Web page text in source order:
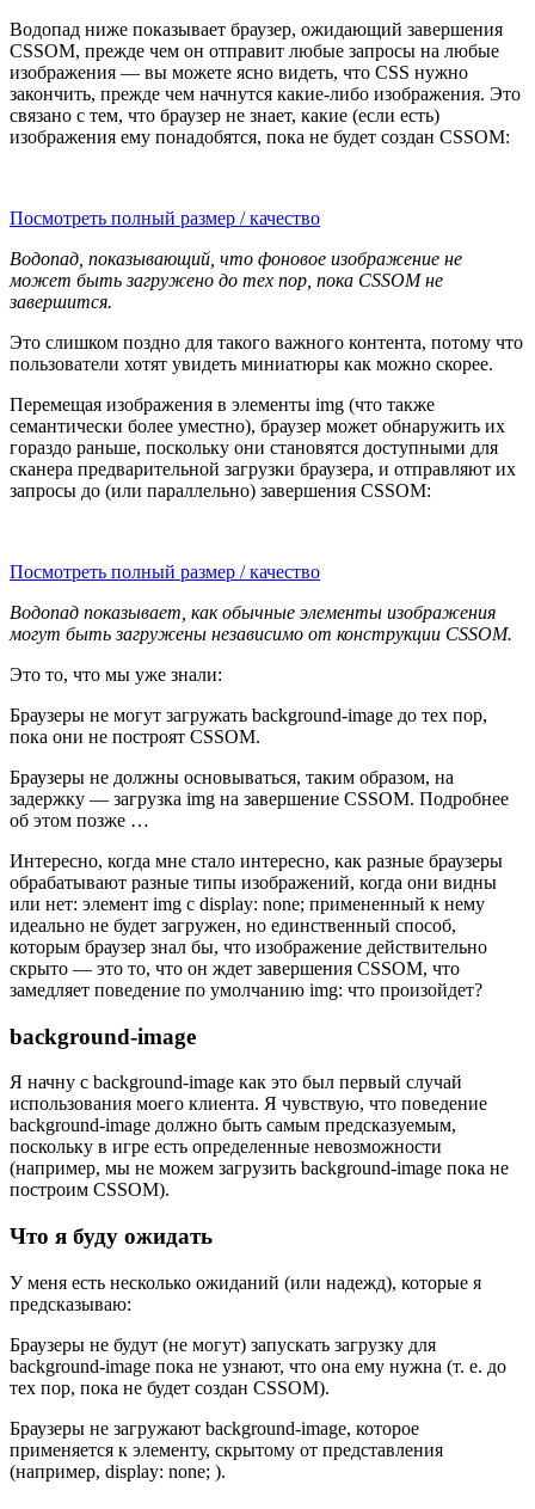
Водопад ниже показывает браузер, ожидающий завершения
CSSOM, прежде чем он отправит любые запросы на любые
изображения — вы можете ясно видеть, что CSS нужно
закончить, прежде чем начнутся какие-либо изображения. Это
связано с тем, что браузер не знает, какие (если есть)
изображения ему понадобятся, пока не будет создан CSSOM:
Посмотреть полный размер / качество
Водопад, показывающий, что фоновое изображение не
может быть загружено до тех пор, пока CSSOM не
завершится.
Это слишком поздно для такого важного контента, потому что
пользователи хотят увидеть миниатюры как можно скорее.
Перемещая изображения в элементы img (что также
семантически более уместно), браузер может обнаружить их
гораздо раньше, поскольку они становятся доступными для
сканера предварительной загрузки браузера, и отправляют их
запросы до (или параллельно) завершения CSSOM:
Посмотреть полный размер / качество
Водопад показывает, как обычные элементы изображения
могут быть загружены независимо от конструкции CSSOM.
Это то, что мы уже знали:
Браузеры не могут загружать background-image до тех пор,
пока они не построят CSSOM.
Браузеры не должны основываться, таким образом, на
задержку — загрузка img на завершение CSSOM. Подробнее
об этом позже …
Интересно, когда мне стало интересно, как разные браузеры
обрабатывают разные типы изображений, когда они видны
или нет: элемент img с display: none; примененный к нему
идеально не будет загружен, но единственный способ,
которым браузер знал бы, что изображение действительно
скрыто — это то, что он ждет завершения CSSOM, что
замедляет поведение по умолчанию img: что произойдет?
background-image
Я начну с background-image как это был первый случай
использования моего клиента. Я чувствую, что поведение
background-image должно быть самым предсказуемым,
поскольку в игре есть определенные невозможности
(например, мы не можем загрузить background-image пока не
построим CSSOM).
Что я буду ожидать
У меня есть несколько ожиданий (или надежд), которые я
предсказываю:
Браузеры не будут (не могут) запускать загрузку для
background-image пока не узнают, что она ему нужна (т. е. до
тех пор, пока не будет создан CSSOM).
Браузеры не загружают background-image, которое
применяется к элементу, скрытому от представления
(например, display: none; ).